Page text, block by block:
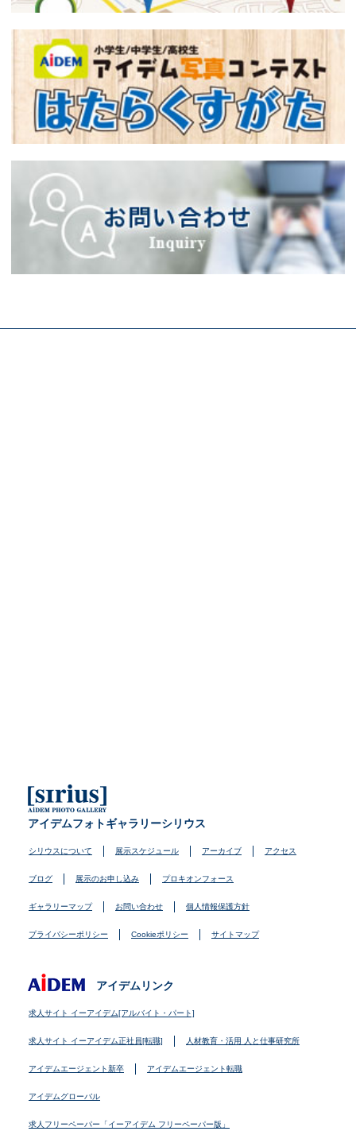
アイデムフォトギャラリーシリウス
シリウスについて 展示スケジュール アーカイブ アクセス
ブログ 展示のお申し込み プロキオンフォース
ギャラリーマップ お問い合わせ 個人情報保護方針
プライバシーポリシー Cookieポリシー サイトマップ
アイデムリンク
求人サイト イーアイデム[アルバイト・パート]
求人サイト イーアイデム正社員[転職] 人材教育・活用 人と仕事研究所
アイデムエージェント新卒 アイデムエージェント転職
アイデムグローバル
求人フリーペーパー「イーアイデム フリーペーパー版」